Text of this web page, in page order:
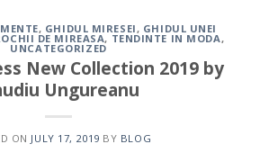
, GHIDUL MIRESEI , GHIDUL UNEI
DE MIREASA, TENDINTE IN MODA,
UNCATEGORIZED
New Collection 2019 by
Ungureanu
ON JULY 17, 2019 BY BLOG